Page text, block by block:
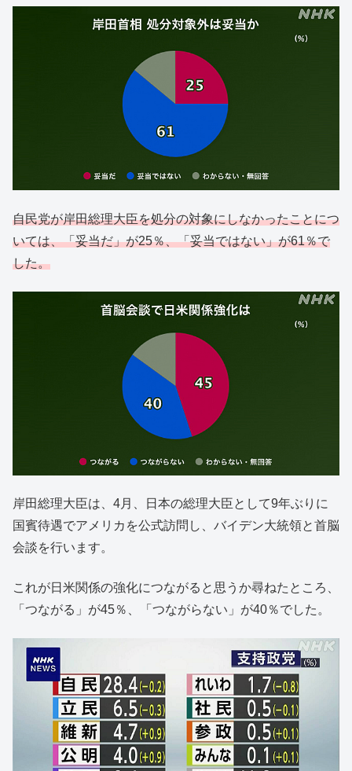
自民党が岸田総理大臣を処分の対象にしなかったことにつ
いては、「妥当だ」が25％、「妥当ではない」が61％で
した。
岸田総理大臣は、4月、日本の総理大臣として9年ぶりに
国賓待遇でアメリカを公式訪問し、バイデン大統領と首脳
会談を行います。
これが日米関係の強化につながると思うか尋ねたところ、
「つながる」が45％、「つながらない」が40％でした。